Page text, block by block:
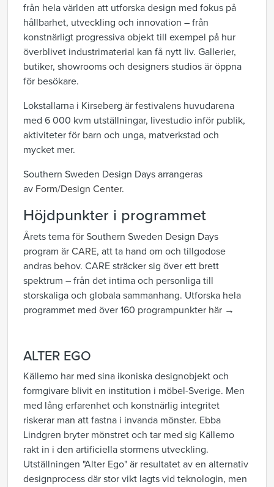
från hela världen att utforska design med fokus på
hållbarhet, utveckling och innovation – från
konstnärligt progressiva objekt till exempel på hur
överblivet industrimaterial kan få nytt liv. Gallerier,
butiker, showrooms och designers studios är öppna
för besökare.
Lokstallarna i Kirseberg är festivalens huvudarena
med 6 000 kvm utställningar, livestudio inför publik,
aktiviteter för barn och unga, matverkstad och
mycket mer.
Southern Sweden Design Days arrangeras
av Form/Design Center.
Höjdpunkter i programmet
Årets tema för Southern Sweden Design Days
program är CARE, att ta hand om och tillgodose
andras behov. CARE sträcker sig över ett brett
spektrum – från det intima och personliga till
storskaliga och globala sammanhang. Utforska hela
programmet med över 160 programpunkter här →
ALTER EGO
Källemo har med sina ikoniska designobjekt och
formgivare blivit en institution i möbel-Sverige. Men
med lång erfarenhet och konstnärlig integritet
riskerar man att fastna i invanda mönster. Ebba
Lindgren bryter mönstret och tar med sig Källemo
rakt in i den artificiella stormens utveckling.
Utställningen "Alter Ego" är resultatet av en alternativ
designprocess där stor vikt lagts vid teknologin, men